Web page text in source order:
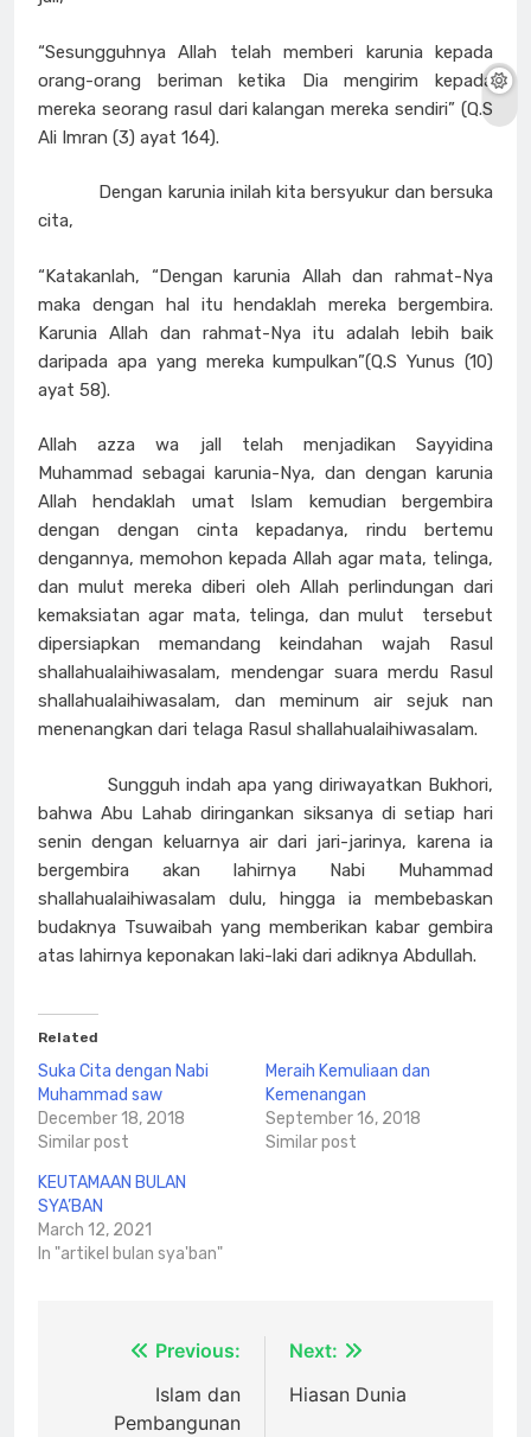
“Sesungguhnya Allah telah memberi karunia kepada
orang-orang beriman ketika Dia mengirim kepada
mereka seorang rasul dari kalangan mereka sendiri” (Q.S
Ali Imran (3) ayat 164).
Dengan karunia inilah kita bersyukur dan bersuka
cita,
“Katakanlah, “Dengan karunia Allah dan rahmat-Nya
maka dengan hal itu hendaklah mereka bergembira.
Karunia Allah dan rahmat-Nya itu adalah lebih baik
daripada apa yang mereka kumpulkan”(Q.S Yunus (10)
ayat 58).
Allah azza wa jall telah menjadikan Sayyidina
Muhammad sebagai karunia-Nya, dan dengan karunia
Allah hendaklah umat Islam kemudian bergembira
dengan dengan cinta kepadanya, rindu bertemu
dengannya, memohon kepada Allah agar mata, telinga,
dan mulut mereka diberi oleh Allah perlindungan dari
kemaksiatan agar mata, telinga, dan mulut tersebut
dipersiapkan memandang keindahan wajah Rasul
shallahualaihiwasalam, mendengar suara merdu Rasul
shallahualaihiwasalam, dan meminum air sejuk nan
menenangkan dari telaga Rasul shallahualaihiwasalam.
Sungguh indah apa yang diriwayatkan Bukhori,
bahwa Abu Lahab diringankan siksanya di setiap hari
senin dengan keluarnya air dari jari-jarinya, karena ia
bergembira akan lahirnya Nabi Muhammad
shallahualaihiwasalam dulu, hingga ia membebaskan
budaknya Tsuwaibah yang memberikan kabar gembira
atas lahirnya keponakan laki-laki dari adiknya Abdullah.
Related
Suka Cita dengan Nabi
Muhammad saw
December 18, 2018
Similar post
Meraih Kemuliaan dan
Kemenangan
September 16, 2018
Similar post
KEUTAMAAN BULAN
SYA’BAN
March 12, 2021
In "artikel bulan sya'ban"
navigation
Previous:
Islam dan
Pembangunan
Next:
Hiasan Dunia